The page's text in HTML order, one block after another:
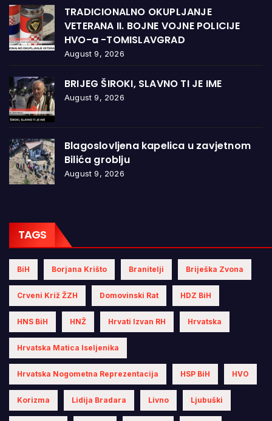
TRADICIONALNO OKUPLJANJE
VETERANA II. BOJNE VOJNE POLICIJE
HVO-a -TOMISLAVGRAD
August 9, 2026
BRIJEG ŠIROKI, SLAVNO TI JE IME
August 9, 2026
Blagoslovljena kapelica u zavjetnom
Bilića groblju
August 9, 2026
TAGS
BiH Borjana Krišto Branitelji Briješka Zvona
Crveni Križ ŽZH Domovinski Rat HDZ BiH
HNS BiH HNŽ Hrvati Izvan RH Hrvatska
Hrvatska Matica Iseljenika
Hrvatska Nogometna Reprezentacija HSP BiH HVO
Korizma Lidija Bradara Livno Ljubuški